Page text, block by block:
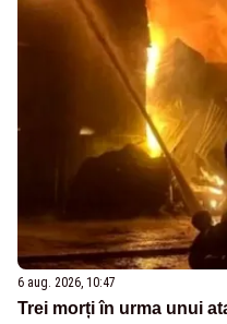
6 aug. 2026, 10:47
Trei morți în urma unui